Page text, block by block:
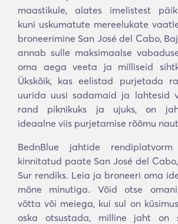
maastikule, alates imelistest
kuni uskumatute mereelukate
broneerimine San José del Cabo,
annab sulle maksimaalse
oma aega veeta ja milliseid
Ükskõik, kas eelistad purjetada
uurida uusi sadamaid ja lahtesid
rand piknikuks ja ujuks, on
ideaalne viis purjetamise rõõmu
BednBlue jahtide
kinnitatud paate San José del
Sur rendiks. Leia ja broneeri oma
mõne minutiga. Võid otse
võtta või meiega, kui sul on
oska otsustada, milline jaht on